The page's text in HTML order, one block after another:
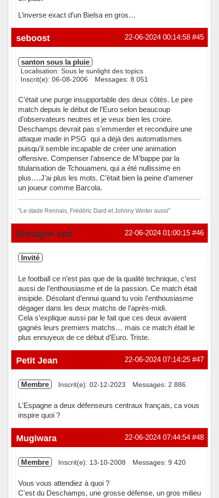
L’inverse exact d’un Bielsa en gros…
Hors ligne #45
22-06-2024 00:14:58
seboost
santon sous la pluie
Localisation: Sous le sunlight des topics
Inscrit(e): 06-08-2006
Messages: 8 051
C’était une purge insupportable des deux côtés. Le pire
match depuis le début de l’Euro selon beaucoup
d’observateurs neutres et je veux bien les croire.
Deschamps devrait pas s’emmerder et reconduire une
attaque made in PSG qui a déjà des automatismes
puisqu’il semble incapable de créer une animation
offensive. Compenser l’absence de M’bappe par la
titularisation de Tchouameni, qui a été nullissime en
plus….J’ai plus les mots. C’était bien la peine d’amener
un joueur comme Barcola.
"Le stade Rennais, Frédéric Dard et Johnny Winter aussi"
Hors ligne #46
22-06-2024 01:00:15
Bretagne sud
Invité
Le football ce n’est pas que de la qualité technique, c’est
aussi de l’enthousiasme et de la passion. Ce match était
insipide. Désolant d’ennui quand tu vois l’enthousiasme
dégager dans les deux matchs de l’après-midi.
Cela s’explique aussi par le fait que ces deux avaient
gagnés leurs premiers matchs… mais ce match était le
plus ennuyeux de ce début d’Euro. Triste.
#47
22-06-2024 07:14:25
Petit Jean
Membre Inscrit(e): 02-12-2023 Messages: 2 886
L'Espagne a deux défenseurs centraux français, ca vous
inspire quoi ?
Hors ligne #48
22-06-2024 07:44:54
Mugiwara
Membre Inscrit(e): 13-10-2008 Messages: 9 420
Vous vous attendiez à quoi ?
C'est du Deschamps, une grosse défense, un gros milieu